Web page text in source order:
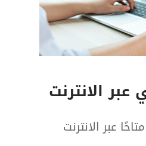
عبر الانترنت
عبر الانترنت